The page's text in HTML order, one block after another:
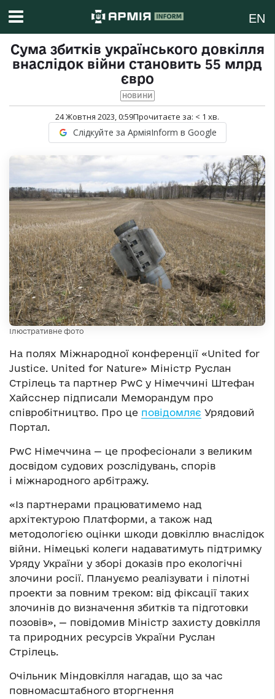
EN
Сума збитків українського довкілля
внаслідок війни становить 55 млрд
євро
НОВИНИ
24 Жовтня 2023, 0:59Прочитаєте за: < 1 хв.
Слідкуйте за АрміяInform в Google
Ілюстративне фото
На полях Міжнародної конференції «United for
Justice. United for Nature» Міністр Руслан
Стрілець та партнер PwC у Німеччині Штефан
Хайсснер підписали Меморандум про
співробітництво. Про це повідомляє Урядовий
Портал.
PwC Німеччина — це професіонали з великим
досвідом судових розслідувань, спорів
і міжнародного арбітражу.
«Із партнерами працюватимемо над
архітектурою Платформи, а також над
методологією оцінки шкоди довкіллю внаслідок
війни. Німецькі колеги надаватимуть підтримку
Уряду України у зборі доказів про екологічні
злочини росії. Плануємо реалізувати і пілотні
проекти за повним треком: від фіксації таких
злочинів до визначення збитків та підготовки
позовів», — повідомив Міністр захисту довкілля
та природних ресурсів України Руслан
Стрілець.
Очільник Міндовкілля нагадав, що за час
повномасштабного вторгнення